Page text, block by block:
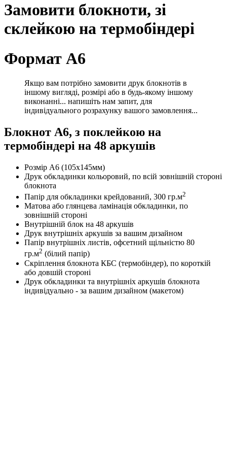
Замовити блокноти, зі
склейкою на термобіндері
Формат А6
Якщо вам потрібно замовити друк блокнотів в
іншому вигляді, розмірі або в будь-якому іншому
виконанні... напишіть нам запит, для
індивідуального розрахунку вашого замовлення...
Блокнот А6, з поклейкою на
термобіндері на 48 аркушів
Розмір А6 (105х145мм)
Друк обкладинки кольоровий, по всій зовнішній стороні
блокнота
Папір для обкладинки крейдований, 300 гр.м2
Матова або глянцева ламінація обкладинки, по
зовнішній стороні
Внутрішній блок на 48 аркушів
Друк внутрішніх аркушів за вашим дизайном
Папір внутрішніх листів, офсетний щільністю 80
гр.м2 (білий папір)
Скріплення блокнота КБС (термобіндер), по короткій
або довшій стороні
Друк обкладинки та внутрішніх аркушів блокнота
індивідуально - за вашим дизайном (макетом)